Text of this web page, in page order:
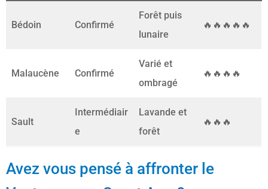
Bédoin Confirmé
Forêt puis
lunaire
🔥🔥🔥🔥🔥
Malaucène Confirmé
Varié et
ombragé
🔥🔥🔥🔥
Sault
Intermédiair
e
Lavande et
forêt
🔥🔥🔥
Avez vous pensé à affronter le